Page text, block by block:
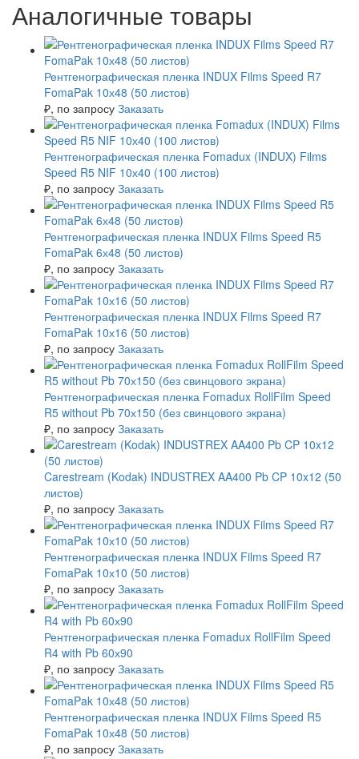
Аналогичные товары
Рентгенографическая пленка INDUX Films Speed R7
FomaPak 10х48 (50 листов)
₽, по запросу Заказать
Рентгенографическая пленка Fomadux (INDUX) Films
Speed R5 NIF 10х40 (100 листов)
₽, по запросу Заказать
Рентгенографическая пленка INDUX Films Speed R5
FomaPak 6х48 (50 листов)
₽, по запросу Заказать
Рентгенографическая пленка INDUX Films Speed R7
FomaPak 10х16 (50 листов)
₽, по запросу Заказать
Рентгенографическая пленка Fomadux RollFilm Speed
R5 without Pb 70х150 (без свинцового экрана)
₽, по запросу Заказать
Carestream (Kodak) INDUSTREX AA400 Pb CP 10x12 (50
листов)
₽, по запросу Заказать
Рентгенографическая пленка INDUX Films Speed R7
FomaPak 10х10 (50 листов)
₽, по запросу Заказать
Рентгенографическая пленка Fomadux RollFilm Speed
R4 with Pb 60х90
₽, по запросу Заказать
Рентгенографическая пленка INDUX Films Speed R5
FomaPak 10х48 (50 листов)
₽, по запросу Заказать